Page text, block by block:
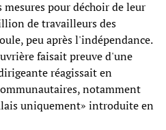
pour déchoir de leur
de travailleurs des
peu après l'indépendance.
faisait preuve d'une
réagissait en
notamment
uniquement» introduite en